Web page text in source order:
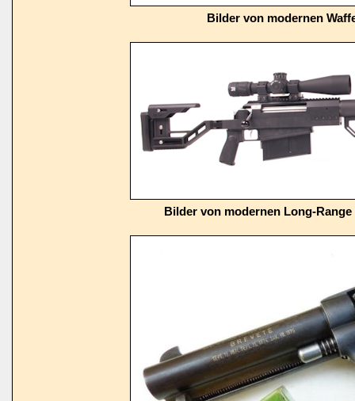
Bilder von modernen
Bilder von modernen Long-